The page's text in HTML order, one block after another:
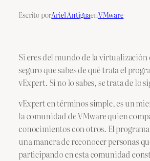
Escrito porAriel AntiguaenVMware
Si eres del mundo de la virtualización
seguro que sabes de qué trata el
vExpert. Si no lo sabes, se trata de lo
vExpert en términos simple, es un
la comunidad de VMware quien
conocimientos con otros. El
una manera de reconocer personas
participando en esta comunidad